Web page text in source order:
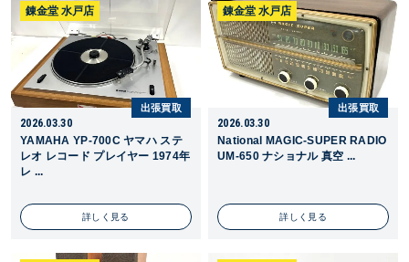
錬金堂 水戸店
出張買取
2026.03.30
YAMAHA YP-700C ヤマハ ステ
レオ レコード プレイヤー 1974年
レ ...
詳しく見る
錬金堂 水戸店
出張買取
2026.03.30
National MAGIC-SUPER RADIO
UM-650 ナショナル 真空 ...
詳しく見る